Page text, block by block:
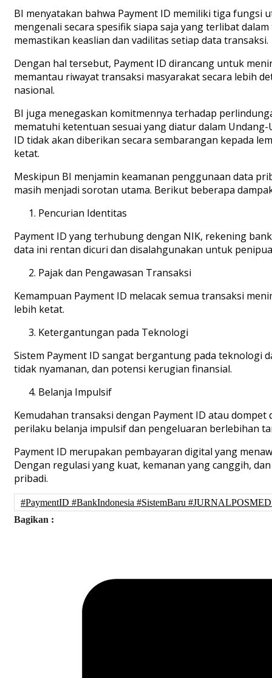
BI menyatakan bahwa Payment ID memiliki tiga fungsi
mengenali secara spesifik siapa saja yang terlibat
memastikan keaslian dan vadilitas setiap data
Dengan hal tersebut, Payment ID dirancang untuk
memantau riwayat transaksi masyarakat secara lebih
nasional.
BI juga menegaskan komitmennya terhadap
mematuhi ketentuan sesuai yang diatur dalam
ID tidak akan diberikan secara sembarangan kepada
ketat.
Meskipun BI menjamin keamanan penggunaan data
masih menjadi sorotan utama. Berikut beberapa
Pencurian Identitas
Payment ID yang terhubung dengan NIK, rekening
data ini rentan dicuri dan disalahgunakan untuk
Pajak dan Pengawasan Transaksi
Kemampuan Payment ID melacak semua transaksi
lebih ketat.
Ketergantungan pada Teknologi
Sistem Payment ID sangat bergantung pada teknologi
tidak nyamanan, dan potensi kerugian finansial.
Belanja Impulsif
Kemudahan transaksi dengan Payment ID atau
perilaku belanja impulsif dan pengeluaran berlebihan
Payment ID merupakan pembayaran digital yang
Dengan regulasi yang kuat, kemanan yang canggih,
pribadi.
#PaymentID #BankIndonesia #SistemBaru
Bagikan :